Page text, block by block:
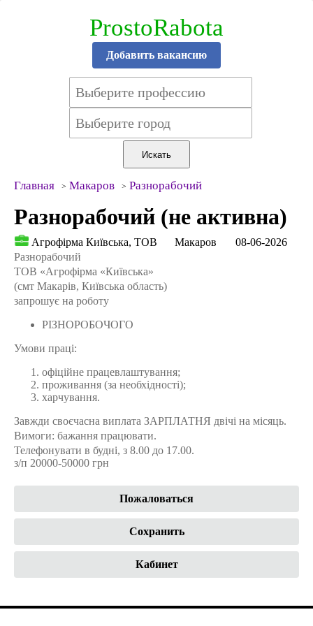
ProstoRabota
Добавить вакансию
Главная Макаров Разнорабочий
Разнорабочий (не активна)
Агрофірма Київська, ТОВ Макаров
08-06-2026
Разнорабочий
ТОВ «Агрофірма «Київська»
(смт Макарів, Київська область)
запрошує на роботу
РІЗНОРОБОЧОГО
Умови праці:
офіційне працевлаштування;
проживання (за необхідності);
харчування.
Завжди своєчасна виплата ЗАРПЛАТНЯ двічі на місяць.
Вимоги: бажання працювати.
Телефонувати в будні, з 8.00 до 17.00.
з/п 20000-50000 грн
Пожаловаться
Сохранить
Кабинет